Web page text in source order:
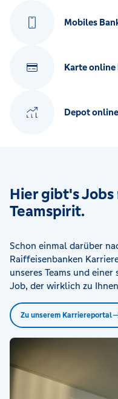
Mobiles
Karte online
Depot
Hier gibt's
Teamspirit.
Schon einmal darüber
Raiffeisenbanken
unseres Teams und
Job, der wirklich zu
Zu unserem Karriereportal